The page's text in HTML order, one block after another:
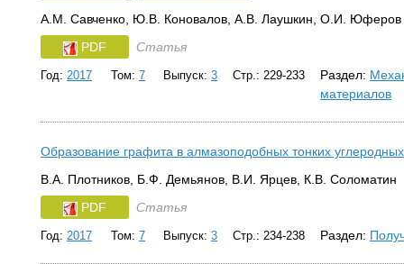
А.М. Савченко, Ю.В. Коновалов, А.В. Лаушкин, О.И. Юферов
PDF
Статья
Год: 2017 Том: 7 Выпуск: 3 Стр.: 229-233 Раздел:
материалов
Образование графита в алмазоподобных тонких
В.А. Плотников, Б.Ф. Демьянов, В.И. Ярцев, К.В. Соломатин
PDF
Статья
Год: 2017 Том: 7 Выпуск: 3 Стр.: 234-238 Раздел: